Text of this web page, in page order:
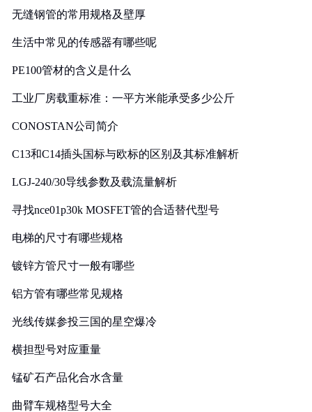
无缝钢管的常用规格及壁厚
生活中常见的传感器有哪些呢
PE100管材的含义是什么
工业厂房载重标准：一平方米能承受多少公斤
CONOSTAN公司简介
C13和C14插头国标与欧标的区别及其标准解析
LGJ-240/30导线参数及载流量解析
寻找nce01p30k MOSFET管的合适替代型号
电梯的尺寸有哪些规格
镀锌方管尺寸一般有哪些
铝方管有哪些常见规格
光线传媒参投三国的星空爆冷
横担型号对应重量
锰矿石产品化合水含量
曲臂车规格型号大全